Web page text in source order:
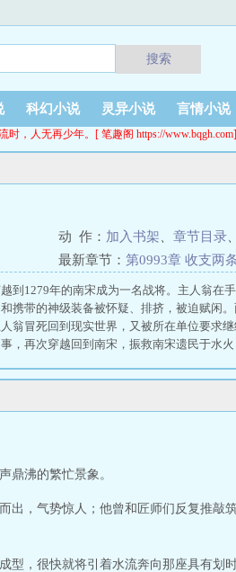
搜索
科幻小说 灵异小说 言情小说
，人无再少年。[ 笔趣阁 https://www.bqgh.com]
动 作： 加入书架 章节目录
最新章节： 第0993章 收支两
到1279年的南宋成为一名战将。主人翁在
携带的神级装备被怀疑、排挤，被迫赋闲
翁冒死回到现实世界，又被所在单位要求
，再次穿越回到南宋，振救南宋遗民于水
鼎沸的繁忙景象。
，气势惊人；他曾和匠师们反复推敲
型，很快就将引着水流奔向那座具有